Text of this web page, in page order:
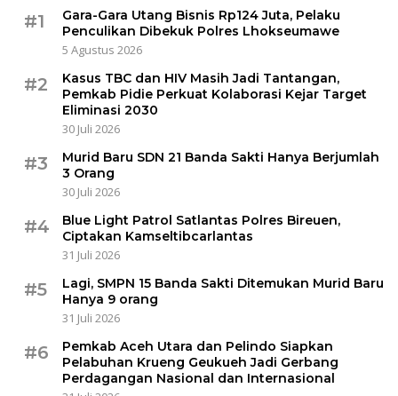
#1
Gara-Gara Utang Bisnis Rp124 Juta, Pelaku
Penculikan Dibekuk Polres Lhokseumawe
5 Agustus 2026
#2
Kasus TBC dan HIV Masih Jadi Tantangan,
Pemkab Pidie Perkuat Kolaborasi Kejar Target
Eliminasi 2030
30 Juli 2026
#3
Murid Baru SDN 21 Banda Sakti Hanya Berjumlah
3 Orang
30 Juli 2026
#4
Blue Light Patrol Satlantas Polres Bireuen,
Ciptakan Kamseltibcarlantas
31 Juli 2026
#5
Lagi, SMPN 15 Banda Sakti Ditemukan Murid Baru
Hanya 9 orang
31 Juli 2026
#6
Pemkab Aceh Utara dan Pelindo Siapkan
Pelabuhan Krueng Geukueh Jadi Gerbang
Perdagangan Nasional dan Internasional